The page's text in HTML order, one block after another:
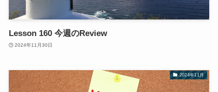
Lesson 160 今週のReview
2024年11月30日
2024年11月